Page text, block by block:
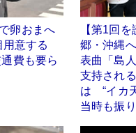
卵おまへ
意する
費も要ら
【第1回
郷・沖縄
表曲「島
支持され
は “イカ
当時も振